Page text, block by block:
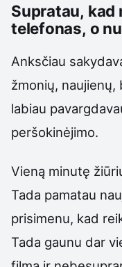
Supratau, kad
telefonas, o
Anksčiau
žmonių, naujienų,
labiau
peršokinėjimo.
Vieną minutę
Tada pamatau
prisimenu, kad
Tada gaunu dar